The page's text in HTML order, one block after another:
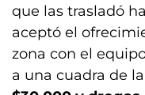
que las trasladó
aceptó el
zona con el
a una cuadra de